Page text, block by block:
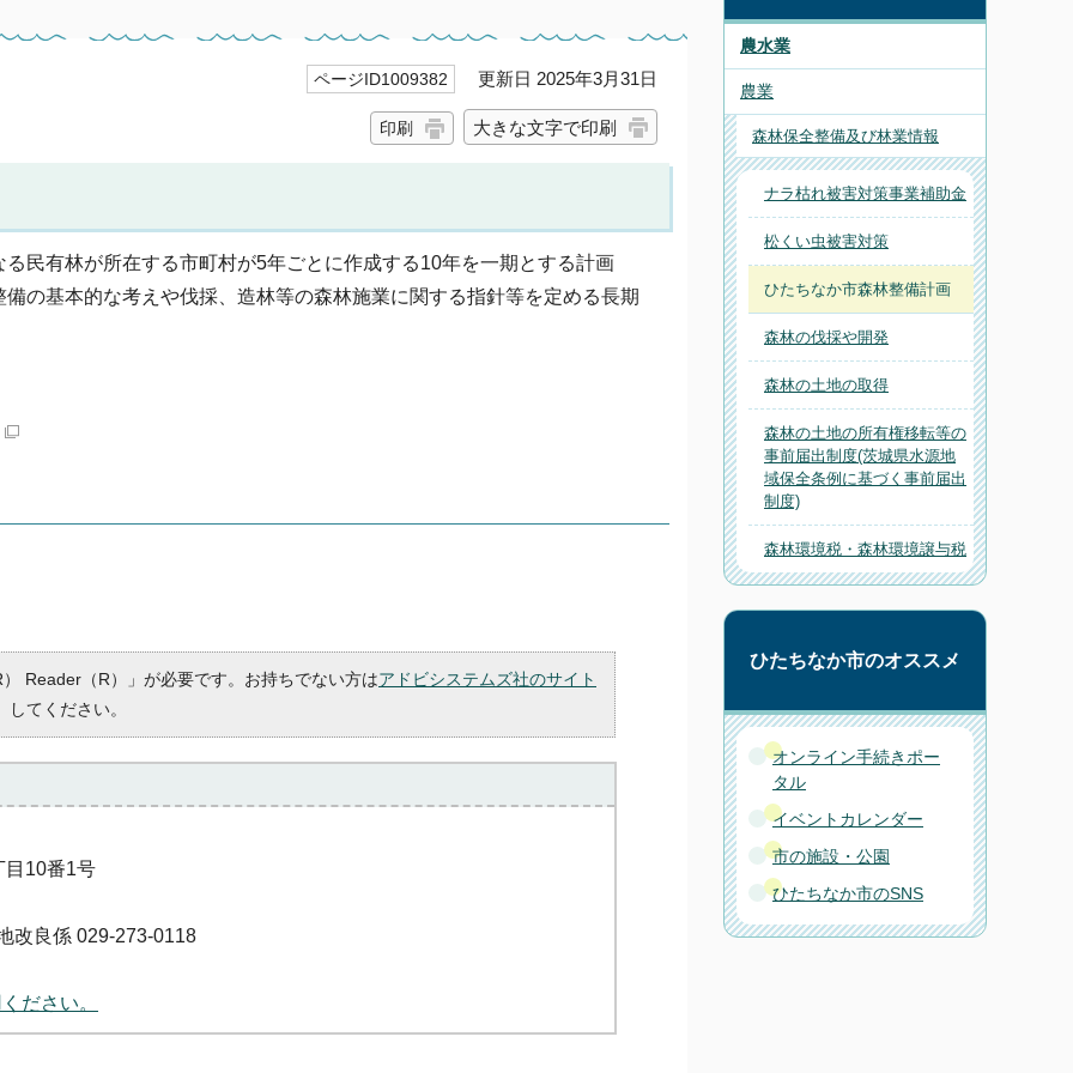
ページID1009382 更新日 2025年3月31日
印刷 大きな文字で印刷
民有林が所在する市町村が5年ごとに作成する10年を一期とする計画
の基本的な考えや伐採、造林等の森林施業に関する指針等を定める長期
Reader（R）」が必要です。お持ちでない方はアドビシステムズ社のサイト
てください。
目10番1号
改良係 029-273-0118
ださい。
農水業
農業
森林保全整備及び林業情報
ナラ枯れ被害対策事業補助金
松くい虫被害対策
ひたちなか市森林整備計画
森林の伐採や開発
森林の土地の取得
森林の土地の所有権移転等の
事前届出制度(茨城県水源地
域保全条例に基づく事前届出
制度)
森林環境税・森林環境譲与税
ひたちなか市のオススメ
オンライン手続きポー
タル
イベントカレンダー
市の施設・公園
ひたちなか市のSNS